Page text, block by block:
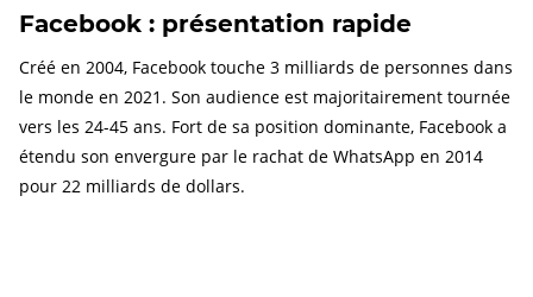
Facebook : présentation rapide
Créé en 2004, Facebook touche 3 milliards de personnes dans
le monde en 2021. Son audience est majoritairement tournée
vers les 24-45 ans. Fort de sa position dominante, Facebook a
étendu son envergure par le rachat de WhatsApp en 2014
pour 22 milliards de dollars.